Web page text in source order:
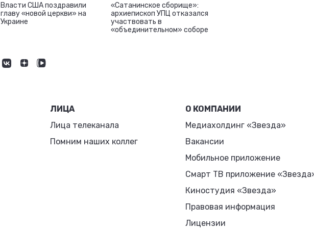
Власти США поздравили
главу «новой церкви» на
Украине
«Сатанинское сборище»:
архиепископ УПЦ отказался
участвовать в
«объединительном» соборе
ЛИЦА
Лица телеканала
Помним наших коллег
О КОМПАНИИ
Медиахолдинг «Звезда»
Вакансии
Мобильное приложение
Смарт ТВ приложение
Киностудия «Звезда»
Правовая информация
Лицензии